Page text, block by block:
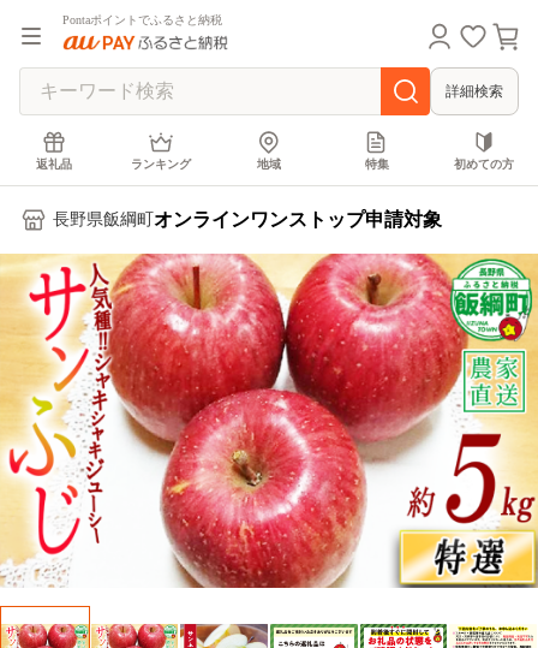
Pontaポイントでふるさと納税
詳細検索
返礼品 ランキング 地域 特集 初めての方
長野県飯綱町 オンラインワンストップ申請対象